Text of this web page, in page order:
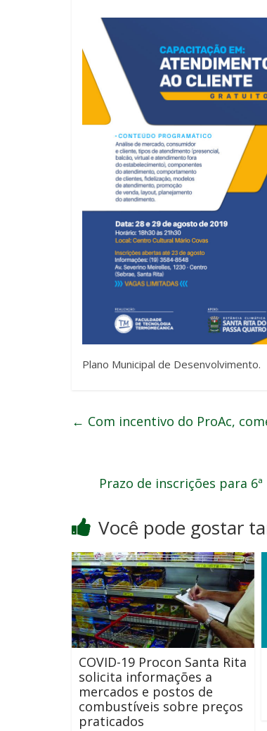
Plano Municipal de Desenvolvimento.
← Com incentivo do ProAc,
Prazo de inscrições para
Você pode gostar
COVID-19 Procon Santa Rita
solicita informações a
mercados e postos de
combustíveis sobre preços
praticados